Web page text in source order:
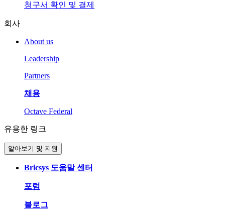
청구서 확인 및 결제
회사
About us
Leadership
Partners
채용
Octave Federal
유용한 링크
알아보기 및 지원
Bricsys 도움말 센터
포럼
블로그